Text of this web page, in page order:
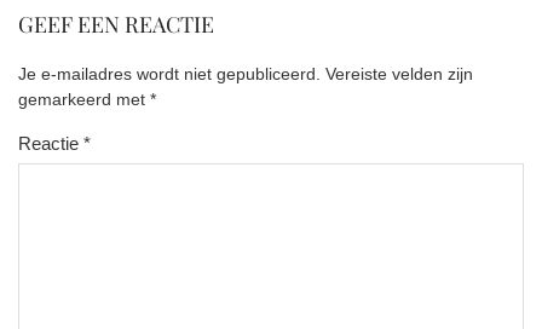
GEEF EEN REACTIE
Je e-mailadres wordt niet gepubliceerd. Vereiste velden zijn
gemarkeerd met *
Reactie *